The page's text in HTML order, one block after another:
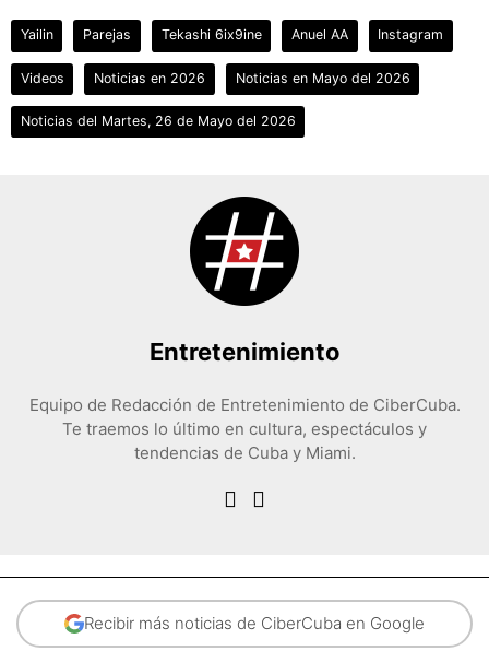
Yailin Parejas Tekashi 6ix9ine Anuel AA Instagram
Videos Noticias en 2026 Noticias en Mayo del 2026
Noticias del Martes, 26 de Mayo del 2026
Entretenimiento
Equipo de Redacción de Entretenimiento de CiberCuba.
Te traemos lo último en cultura, espectáculos y
tendencias de Cuba y Miami.
Recibir más noticias de CiberCuba en Google